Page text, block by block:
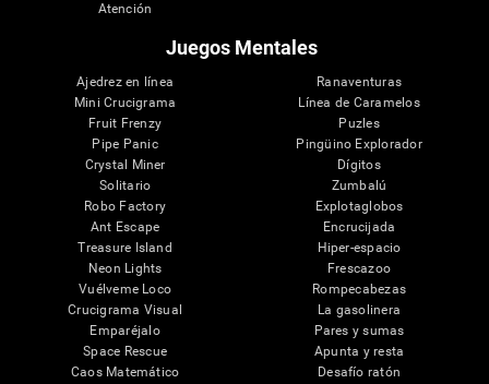
Atención
Juegos Mentales
Ajedrez en línea
Mini Crucigrama
Fruit Frenzy
Pipe Panic
Crystal Miner
Solitario
Robo Factory
Ant Escape
Treasure Island
Neon Lights
Vuélveme Loco
Crucigrama Visual
Emparéjalo
Space Rescue
Caos Matemático
Ranaventuras
Línea de Caramelos
Puzles
Pingüino Explorador
Dígitos
Zumbalú
Explotaglobos
Encrucijada
Hiper-espacio
Frescazoo
Rompecabezas
La gasolinera
Pares y sumas
Apunta y resta
Desafío ratón